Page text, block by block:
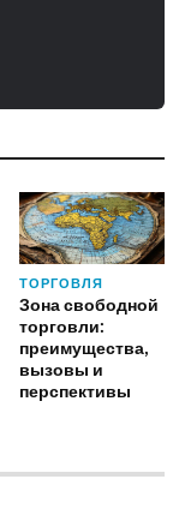
ТОРГОВЛЯ
Зона свободной
торговли:
преимущества,
вызовы и
перспективы